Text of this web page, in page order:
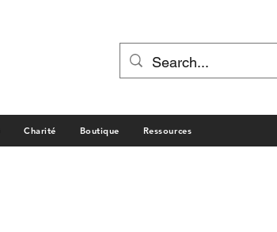
Charité Boutique Ressources